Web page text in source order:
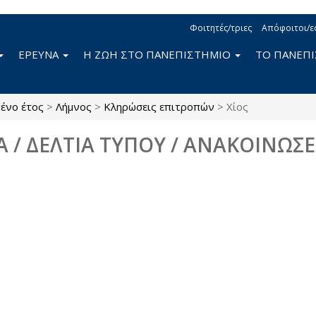
Φοιτητές/τριες Απόφοιτοι/
ΕΡΕΥΝΑ Η ΖΩΗ ΣΤΟ ΠΑΝΕΠΙΣΤΗΜΙΟ ΤΟ
έτος > Λήμνος > Κληρώσεις επιτροπών > Χίος
/ ΔΕΛΤΙΑ ΤΥΠΟΥ /